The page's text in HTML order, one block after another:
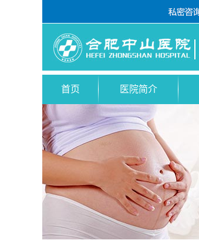
首页 医院简介